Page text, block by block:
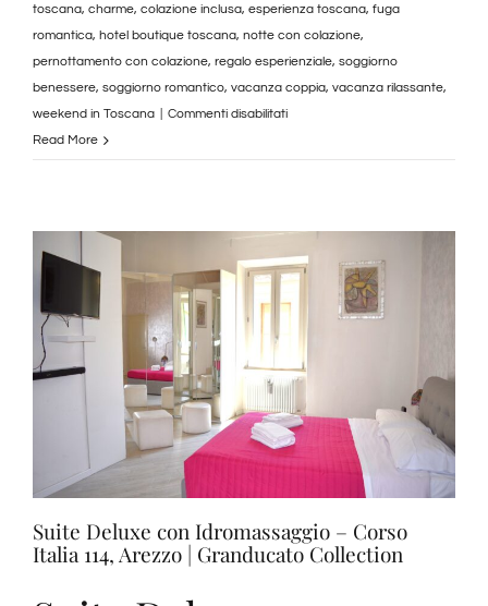
toscana, charme, colazione inclusa, esperienza toscana, fuga
romantica, hotel boutique toscana, notte con colazione,
pernottamento con colazione, regalo esperienziale, soggiorno
benessere, soggiorno romantico, vacanza coppia, vacanza rilassante,
weekend in Toscana
Commenti disabilitatisu
Read More
Suite Deluxe con Idromassaggio – Corso
Italia 114, Arezzo | Granducato Collection